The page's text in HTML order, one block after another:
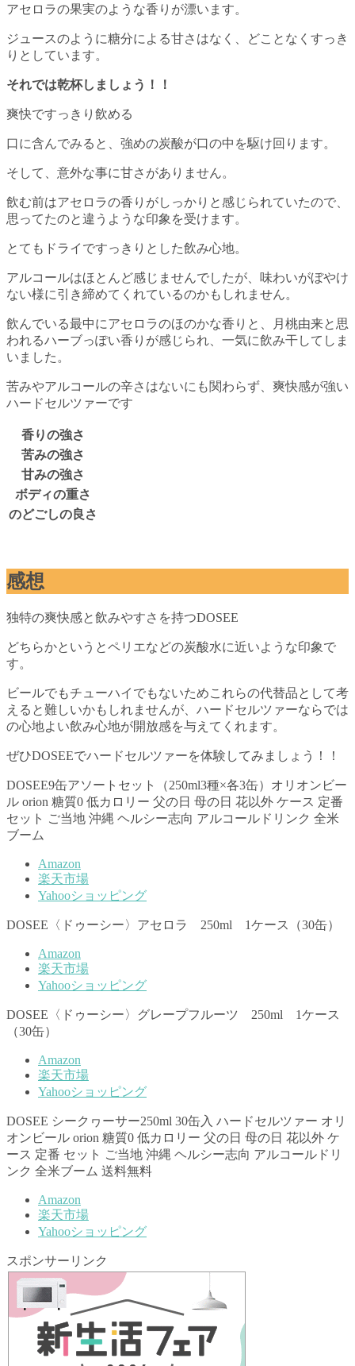
アセロラの果実のような香りが漂います。
ジュースのように糖分による甘さはなく、どことなくすっき
りとしています。
それでは乾杯しましょう！！
爽快ですっきり飲める
口に含んでみると、強めの炭酸が口の中を駆け回ります。
そして、意外な事に甘さがありません。
飲む前はアセロラの香りがしっかりと感じられていたので、
思ってたのと違うような印象を受けます。
とてもドライですっきりとした飲み心地。
アルコールはほとんど感じませんでしたが、味わいがぼやけ
ない様に引き締めてくれているのかもしれません。
飲んでいる最中にアセロラのほのかな香りと、月桃由来と思
われるハーブっぽい香りが感じられ、一気に飲み干してしま
いました。
苦みやアルコールの辛さはないにも関わらず、爽快感が強い
ハードセルツァーです
香りの強さ
苦みの強さ
甘みの強さ
ボディの重さ
のどごしの良さ
感想
独特の爽快感と飲みやすさを持つDOSEE
どちらかというとペリエなどの炭酸水に近いような印象で
す。
ビールでもチューハイでもないためこれらの代替品として考
えると難しいかもしれませんが、ハードセルツァーならでは
の心地よい飲み心地が開放感を与えてくれます。
ぜひDOSEEでハードセルツァーを体験してみましょう！！
DOSEE9缶アソートセット（250ml3種×各3缶）オリオンビー
ル orion 糖質0 低カロリー 父の日 母の日 花以外 ケース 定番
セット ご当地 沖縄 ヘルシー志向 アルコールドリンク 全米
ブーム
Amazon
楽天市場
Yahooショッピング
DOSEE〈ドゥーシー〉アセロラ 250ml 1ケース（30缶）
Amazon
楽天市場
Yahooショッピング
DOSEE〈ドゥーシー〉グレープフルーツ 250ml 1ケース
（30缶）
Amazon
楽天市場
Yahooショッピング
DOSEE シークヮーサー250ml 30缶入 ハードセルツァー オリ
オンビール orion 糖質0 低カロリー 父の日 母の日 花以外 ケ
ース 定番 セット ご当地 沖縄 ヘルシー志向 アルコールドリ
ンク 全米ブーム 送料無料
Amazon
楽天市場
Yahooショッピング
スポンサーリンク